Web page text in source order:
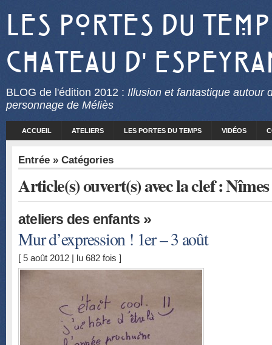
Les Portes du
Chateau d'
BLOG de l'édition 2012 : Illusion et fantastique autour
personnage de Méliès
ACCUEIL ATELIERS LES PORTES DU TEMPS VIDÉOS
Entrée » Catégories
Article(s) ouvert(s) avec la clef :
ateliers des enfants »
Mur d’expression ! 1er – 3 août
[ 5 août 2012 | lu 682 fois ]